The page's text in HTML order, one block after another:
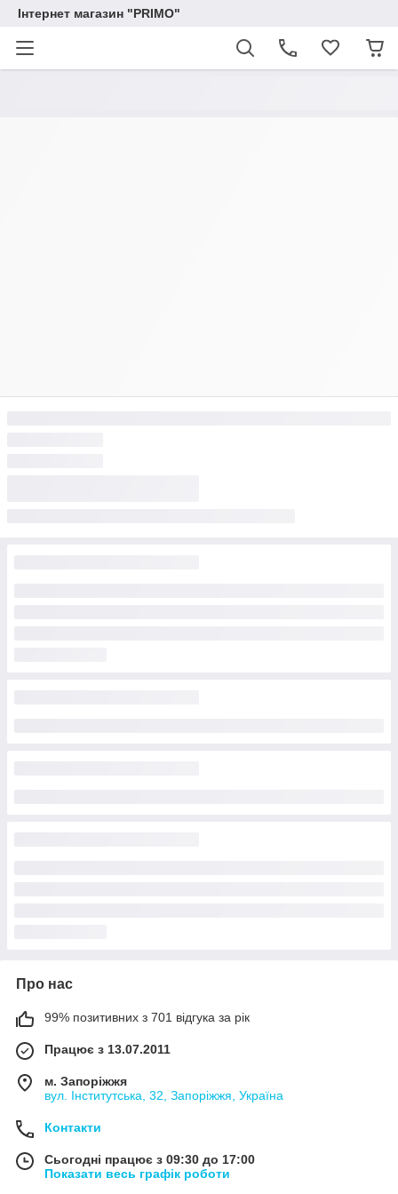
Інтернет магазин "PRIMO"
Про нас
99% позитивних з 701 відгука за рік
Працює з 13.07.2011
м. Запоріжжя
вул. Інститутська, 32, Запоріжжя, Україна
Контакти
Сьогодні працює з 09:30 до 17:00
Показати весь графік роботи